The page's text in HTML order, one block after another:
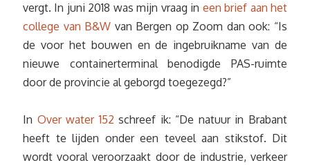
vergt. In juni 2018 was mijn vraag in een brief aan het
college van B&W van Bergen op Zoom dan ook: “Is
de voor het bouwen en de ingebruikname van de
nieuwe containerterminal benodigde PAS-ruimte
door de provincie al geborgd toegezegd?”
In Over water 152 schreef ik: “De natuur in Brabant
heeft te lijden onder een teveel aan stikstof. Dit
wordt vooral veroorzaakt door de industrie, verkeer